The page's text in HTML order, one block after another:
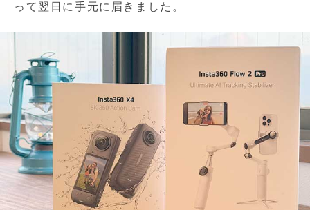
って翌日に手元に届きました。